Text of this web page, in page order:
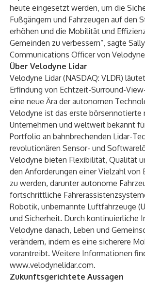
heute eingesetzt werden, um die
Fußgängern und Fahrzeugen auf den
erhöhen und die Mobilität und
Gemeinden zu verbessern“, sagte
Communications Officer von Velodyne
Über Velodyne Lidar
Velodyne Lidar (NASDAQ: VLDR)
Erfindung von Echtzeit-Surround-
eine neue Ära der autonomen
Velodyne ist das erste börsennotierte
Unternehmen und weltweit bekannt
Portfolio an bahnbrechenden Lidar-
revolutionären Sensor- und
Velodyne bieten Flexibilität, Qualität
den Anforderungen einer Vielzahl von
zu werden, darunter autonome
fortschrittliche
Robotik, unbemannte Luftfahrzeuge
und Sicherheit. Durch kontinuierliche
Velodyne danach, Leben und
verändern, indem es eine sicherere
vorantreibt. Weitere Informationen
www.velodynelidar.com.
Zukunftsgerichtete Aussagen